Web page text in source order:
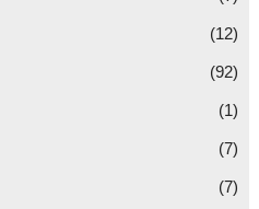
(12)
(92)
(1)
(7)
(7)